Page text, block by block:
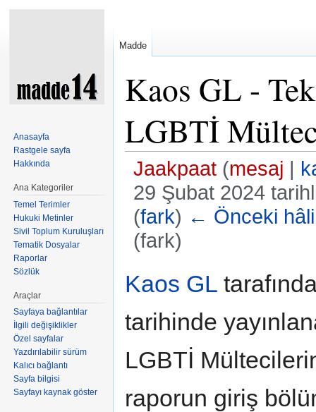
Kaos GL -
LGBTİ
Jaakpaat (mesaj |
29 Şubat 2024
(fark) ← Önceki hâli
(fark)
Kaos GL
tarihinde
LGBTİ
raporun giriş
Madde
Anasayfa
Rastgele sayfa
Hakkında
Ana Kategoriler
Temel Terimler
Hukuki Metinler
Sivil Toplum Kuruluşları
Tematik Dosyalar
Raporlar
Sözlük
Araçlar
Sayfaya bağlantılar
İlgili değişiklikler
Özel sayfalar
Yazdırılabilir sürüm
Kalıcı bağlantı
Sayfa bilgisi
Sayfayı kaynak göster